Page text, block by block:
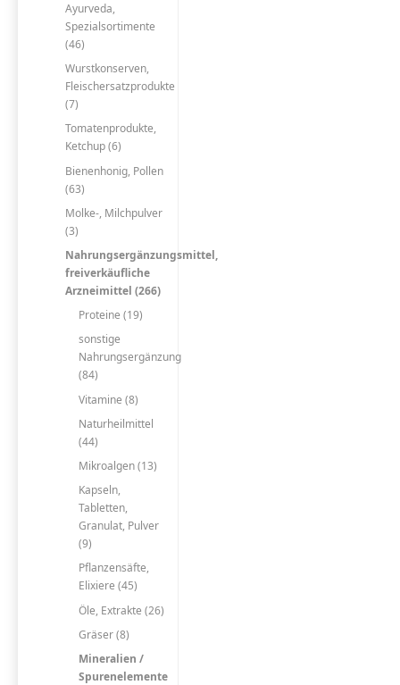
Ayurveda,
Spezialsortimente
(46)
Wurstkonserven,
Fleischersatzprodukte
(7)
Tomatenprodukte,
Ketchup (6)
Bienenhonig, Pollen
(63)
Molke-, Milchpulver
(3)
Nahrungsergänzungsmittel,
freiverkäufliche
Arzneimittel (266)
Proteine (19)
sonstige
Nahrungsergänzung
(84)
Vitamine (8)
Naturheilmittel
(44)
Mikroalgen (13)
Kapseln,
Tabletten,
Granulat, Pulver
(9)
Pflanzensäfte,
Elixiere (45)
Öle, Extrakte (26)
Gräser (8)
Mineralien /
Spurenelemente